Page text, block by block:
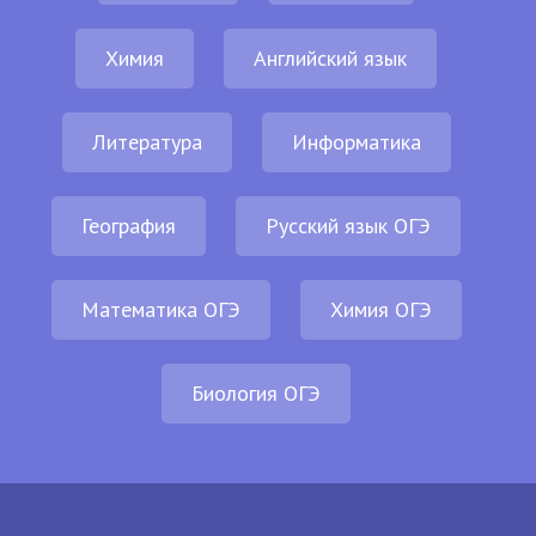
Химия Английский язык
Литература Информатика
География Русский язык ОГЭ
Математика ОГЭ Химия ОГЭ
Биология ОГЭ